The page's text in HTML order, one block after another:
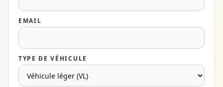
EMAIL
TYPE DE VÉHICULE